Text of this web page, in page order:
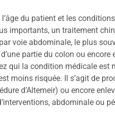
du patient et les
importants, un traitement
voie abdominale, le plus
partie du colon ou
qui la condition médicale
moins risquée. Il s’agit de
d’Altemeir) ou encore
abdominale ou